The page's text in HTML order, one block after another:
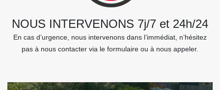
NOUS INTERVENONS 7j/7 et 24h/24
En cas d’urgence, nous intervenons dans l’immédiat, n’hésitez
pas à nous contacter via le formulaire ou à nous appeler.